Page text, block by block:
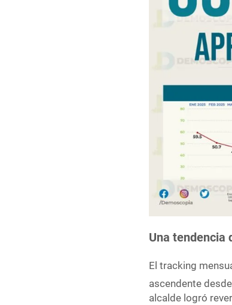
Una tendencia
El tracking
ascendente
alcalde logró